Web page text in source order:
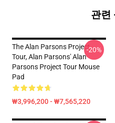
관련
The Alan Parsons Project
Tour, Alan Parsons' Alan
Parsons Project Tour Mouse
Pad
₩3,996,200 - ₩7,565,220
-20%